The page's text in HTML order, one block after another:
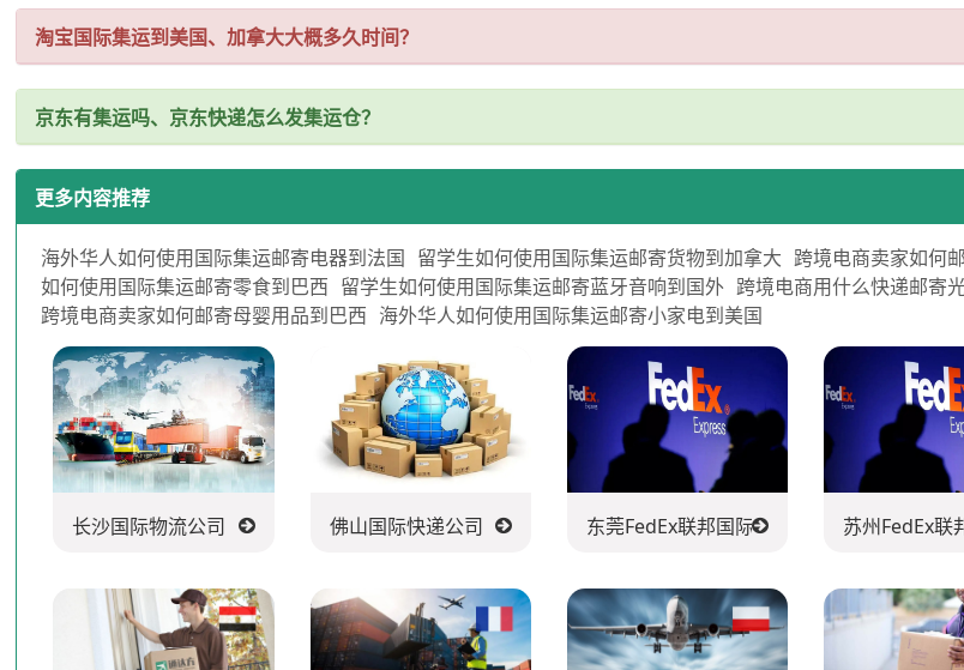
淘宝国际集运到美国、加拿大大概多久时间？
京东有集运吗、京东快递怎么发集运仓？
更多内容推荐
海外华人如何使用国际集运邮寄电器到法国 留学生如何使用国际集运邮寄货物到加拿大 跨境电商卖家如何
如何使用国际集运邮寄零食到巴西 留学生如何使用国际集运邮寄蓝牙音响到国外 跨境电商用什么快递邮寄
跨境电商卖家如何邮寄母婴用品到巴西 海外华人如何使用国际集运邮寄小家电到美国
长沙国际物流公司 佛山国际快递公司 东莞FedEx联邦国际快递公司 苏州FedEx联